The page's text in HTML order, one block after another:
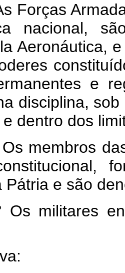
Forças
nacional,
Aeronáutica,
e
disciplina,
dentro dos
membros
Pátria e são
Os militares